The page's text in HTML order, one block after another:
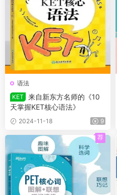
语法
KET
来自新东方名师的《10
天掌握KET核心语法》
2024-11-18 9
荐